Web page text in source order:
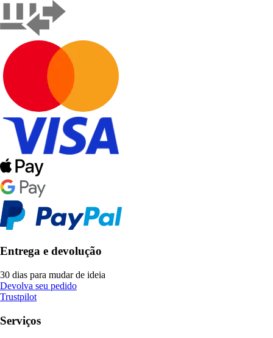
Entrega e devolução
30 dias para mudar de ideia
Devolva seu pedido
Trustpilot
Serviços